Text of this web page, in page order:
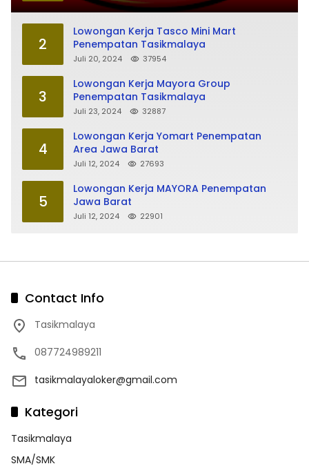
2
Lowongan Kerja Tasco Mini Mart
Penempatan Tasikmalaya
Juli 20, 2024 37954
3
Lowongan Kerja Mayora Group
Penempatan Tasikmalaya
Juli 23, 2024 32887
4
Lowongan Kerja Yomart Penempatan
Area Jawa Barat
Juli 12, 2024 27693
5
Lowongan Kerja MAYORA Penempatan
Jawa Barat
Juli 12, 2024 22901
Contact Info
Tasikmalaya
087724989211
tasikmalayaloker@gmail.com
Kategori
Tasikmalaya
SMA/SMK